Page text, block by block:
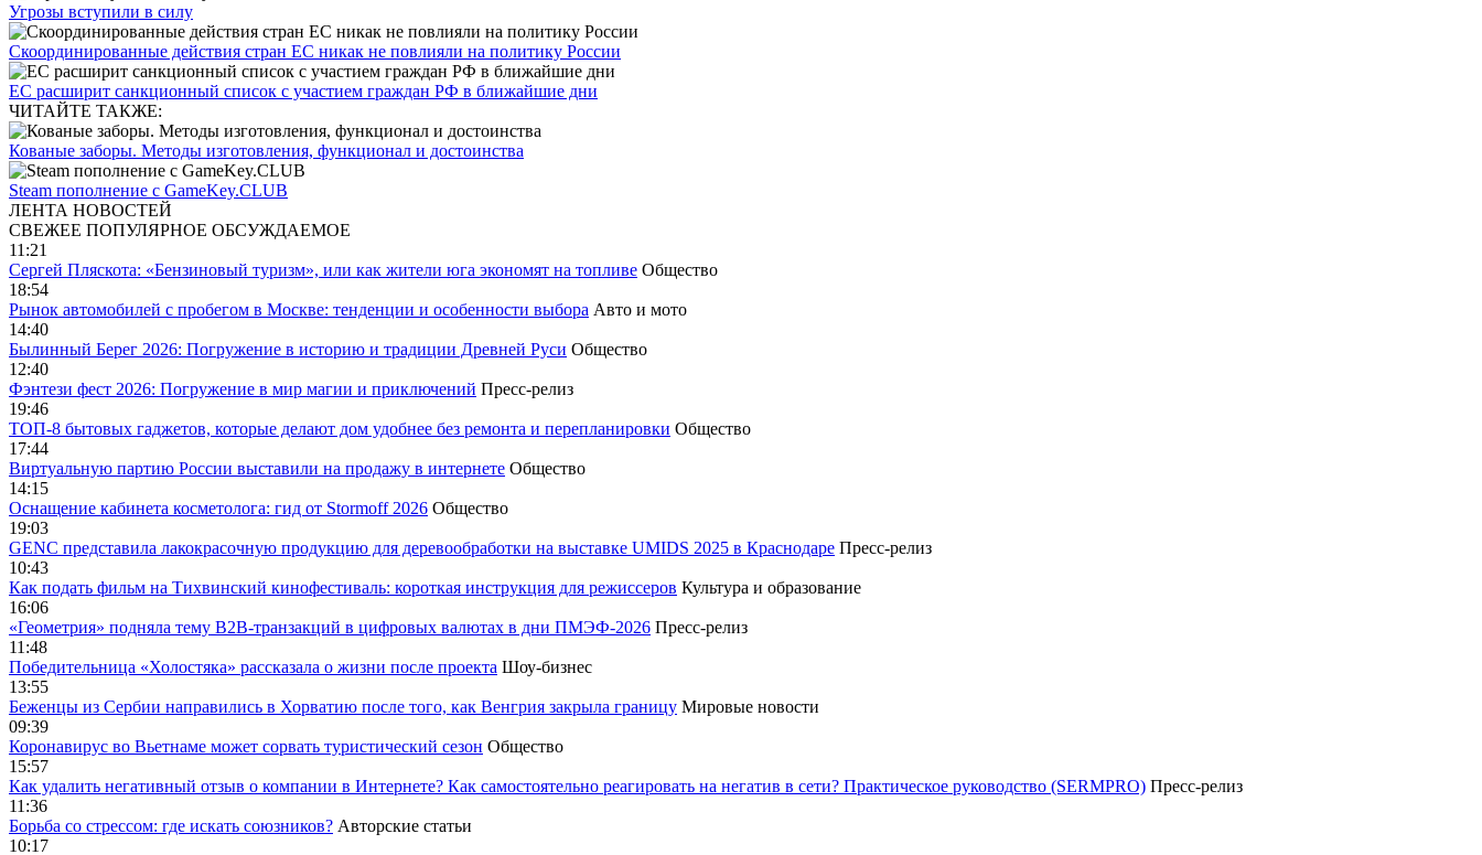
Угрозы вступили в силу
Скоординированные действия стран ЕС никак не повлияли на политику России
ЕС расширит санкционный список с участием граждан РФ в ближайшие дни
ЧИТАЙТЕ ТАКЖЕ:
Кованые заборы. Методы изготовления, функционал и достоинства
Steam пополнение с GameKey.CLUB
ЛЕНТА НОВОСТЕЙ
СВЕЖЕЕ ПОПУЛЯРНОЕ ОБСУЖДАЕМОЕ
11:21
Сергей Пляскота: «Бензиновый туризм», или как жители юга экономят на топливе Общество
18:54
Рынок автомобилей с пробегом в Москве: тенденции и особенности выбора Авто и мото
14:40
Былинный Берег 2026: Погружение в историю и традиции Древней Руси Общество
12:40
Фэнтези фест 2026: Погружение в мир магии и приключений Пресс-релиз
19:46
ТОП-8 бытовых гаджетов, которые делают дом удобнее без ремонта и перепланировки Общество
17:44
Виртуальную партию России выставили на продажу в интернете Общество
14:15
Оснащение кабинета косметолога: гид от Stormoff 2026 Общество
19:03
GENC представила лакокрасочную продукцию для деревообработки на выставке UMIDS 2025 в Краснодаре Пресс-релиз
10:43
Как подать фильм на Тихвинский кинофестиваль: короткая инструкция для режиссеров Культура и образование
16:06
«Геометрия» подняла тему B2B-транзакций в цифровых валютах в дни ПМЭФ-2026 Пресс-релиз
11:48
Победительница «Холостяка» рассказала о жизни после проекта Шоу-бизнес
13:55
Беженцы из Сербии направились в Хорватию после того, как Венгрия закрыла границу Мировые новости
09:39
Коронавирус во Вьетнаме может сорвать туристический сезон Общество
15:57
Как удалить негативный отзыв о компании в Интернете? Как самостоятельно реагировать на негатив в сети? Практическое руководство (SERMPRO) Пресс-релиз
11:36
Борьба со стрессом: где искать союзников? Авторские статьи
10:17